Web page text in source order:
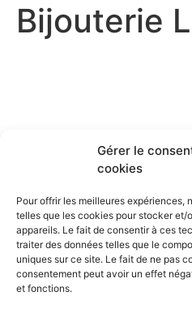
Gérer le
cookies
Pour offrir les meilleures expériences,
telles que les cookies pour stocker et/
appareils. Le fait de consentir à ces
traiter des données telles que le
uniques sur ce site. Le fait de ne pas
consentement peut avoir un effet
et fonctions.
Bijouterie